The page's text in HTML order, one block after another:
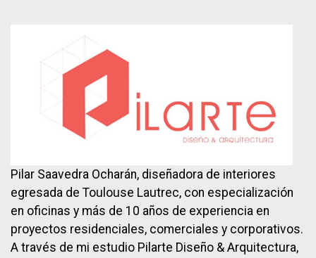
Pilar Saavedra Ocharán, diseñadora de interiores
egresada de Toulouse Lautrec, con especialización
en oficinas y más de 10 años de experiencia en
proyectos residenciales, comerciales y corporativos.
A través de mi estudio Pilarte Diseño & Arquitectura,